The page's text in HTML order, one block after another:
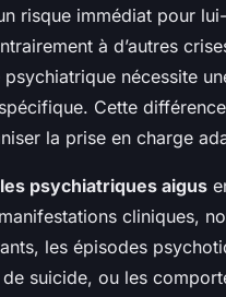
risque immédiat pour
à d’autres
psychiatrique nécessite
Cette
la prise en charge
psychiatriques aigus
cliniques,
les épisodes
suicide, ou les